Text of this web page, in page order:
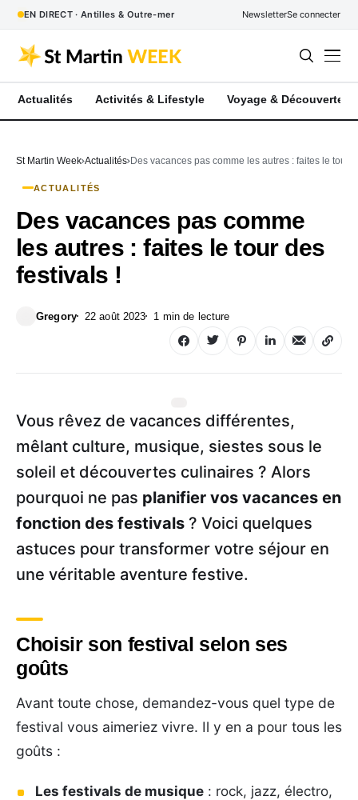
EN DIRECT · Antilles & Outre-mer NewsletterSe connecter
Actualités Activités & Lifestyle Voyage & Découverte
St Martin Week Actualités Des vacances pas comme les autres : faites le tour
ACTUALITÉS
Des vacances pas comme
les autres : faites le tour des
festivals !
Gregory 22 août 2023 1 min de lecture
Vous rêvez de vacances différentes,
mêlant culture, musique, siestes sous le
soleil et découvertes culinaires ? Alors
pourquoi ne pas planifier vos vacances en
fonction des festivals ? Voici quelques
astuces pour transformer votre séjour en
une véritable aventure festive.
Choisir son festival selon ses
goûts
Avant toute chose, demandez-vous quel type de
festival vous aimeriez vivre. Il y en a pour tous les
goûts :
Les festivals de musique : rock, jazz, électro,